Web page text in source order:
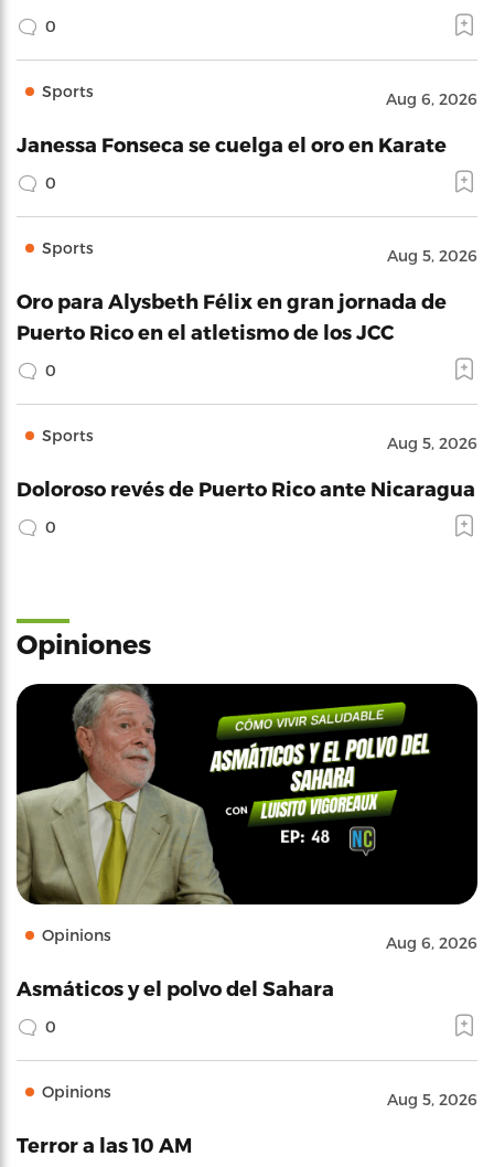
0
Sports Aug 6, 2026
Janessa Fonseca se cuelga el oro en Karate
0
Sports Aug 5, 2026
Oro para Alysbeth Félix en gran jornada de
Puerto Rico en el atletismo de los JCC
0
Sports Aug 5, 2026
Doloroso revés de Puerto Rico ante Nicaragua
0
Opiniones
Opinions Aug 6, 2026
Asmáticos y el polvo del Sahara
0
Opinions Aug 5, 2026
Terror a las 10 AM